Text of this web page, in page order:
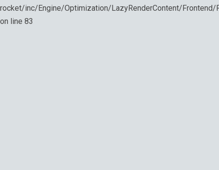
rocket/inc/Engine/Optimization/LazyRenderContent/
on line 83